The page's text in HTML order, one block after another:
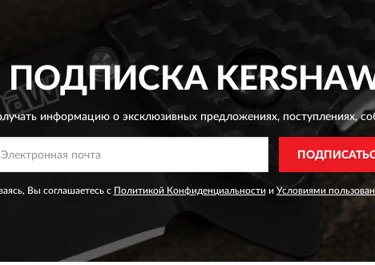
ПОДПИСКА
информацию о эксклюзивных предложениях,поступлениях,
Вы соглашаетесь с Политикой Конфиденциальности и Условиями